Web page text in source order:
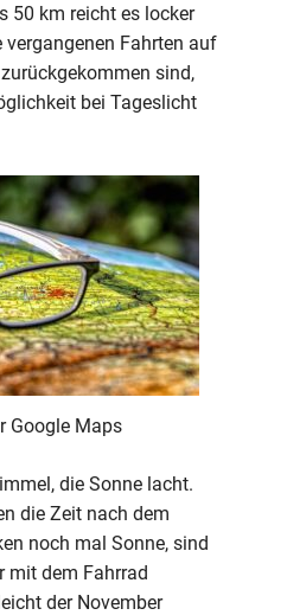
50 km reicht es locker
Fahrten auf
sind,
bei Tageslicht
Google Maps
die Sonne lacht.
die Zeit nach dem
noch mal Sonne, sind
mit dem Fahrrad
der November